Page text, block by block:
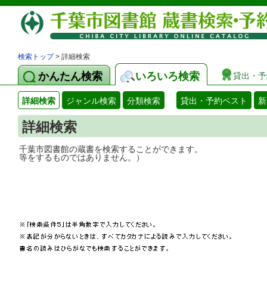
検索トップ> 詳細検索
かんたん検索 いろいろ検索 貸出・
詳細検索 ジャンル検索 分類検索 貸出・予約ベスト
詳細検索
千葉市図書館の蔵書を検索することがで
等をするものではありません。）